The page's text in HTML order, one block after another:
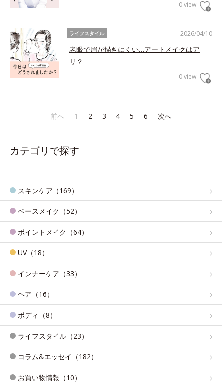
0 view
2026/04/10
ライフスタイル
老眼で眉が描きにくい…アートメイクはア
リ？
0 view
前へ 1 2 3 4 5 6 次へ
カテゴリで探す
スキンケア（169）
ベースメイク（52）
ポイントメイク（64）
UV（18）
インナーケア（33）
ヘア（16）
ボディ（8）
ライフスタイル（23）
コラム&エッセイ（182）
お買い物情報（10）